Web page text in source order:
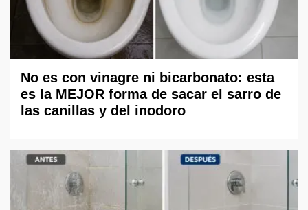
No es con vinagre ni bicarbonato: esta
es la MEJOR forma de sacar el sarro de
las canillas y del inodoro